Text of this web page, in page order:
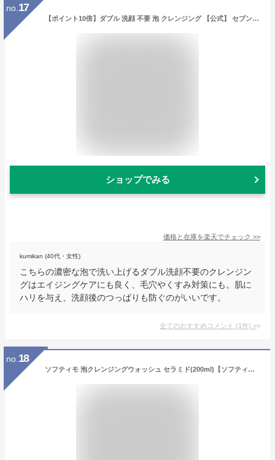
no. 17
【ポイント10倍】ダブル 洗顔 不要 泡 クレンジング 【公式】 セブンフロー マシュマロ クレンジング ウォッシュ 美容液 ロバミルク 高保湿 つっぱらない 毛穴 くすみ ハリ 乾燥肌 敏感肌 40代 50代 エイジングケア フォーム ポンプ 日本製
ショップでみる
価格と在庫を楽天でチェック >>
kumikan (40代・女性)
こちらの濃密な泡で洗い上げるダブル洗顔不要のクレンジン
グはエイジングケアにも良く、毛穴やくすみ対策にも。肌に
ハリを与え、洗顔後のつっぱりも防ぐのがいいです。
全てのおすすめコメント (1件) >
no. 18
ソフティモ 泡クレンジングウォッシュ セラミド(200ml)【ソフティモ】